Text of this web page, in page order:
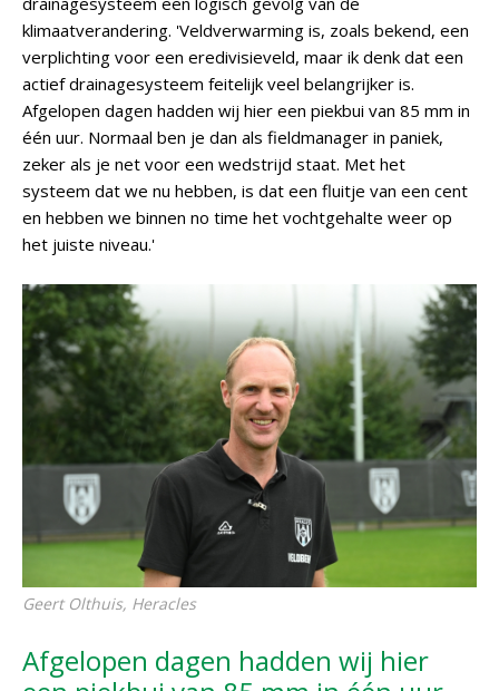
klimaatverandering. 'Veldverwarming is, zoals bekend, een
verplichting voor een eredivisieveld, maar ik denk dat een
actief drainagesysteem feitelijk veel belangrijker is.
Afgelopen dagen hadden wij hier een piekbui van 85 mm in
één uur. Normaal ben je dan als fieldmanager in paniek,
zeker als je net voor een wedstrijd staat. Met het
systeem dat we nu hebben, is dat een fluitje van een cent
en hebben we binnen no time het vochtgehalte weer op
het juiste niveau.'
Geert Olthuis, Heracles
Afgelopen dagen hadden wij hier